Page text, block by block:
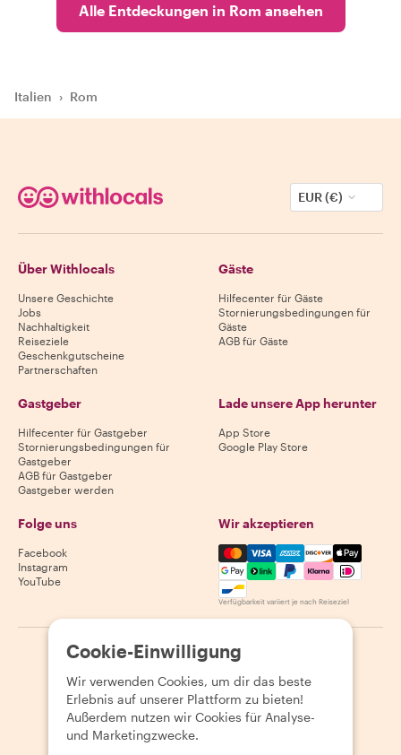
Alle Entdeckungen in Rom ansehen
Italien › Rom
EUR (€)
Über Withlocals
Unsere Geschichte
Jobs
Nachhaltigkeit
Reiseziele
Geschenkgutscheine
Partnerschaften
Gäste
Hilfecenter für Gäste
Stornierungsbedingungen für
Gäste
AGB für Gäste
Gastgeber
Hilfecenter für Gastgeber
Stornierungsbedingungen für
Gastgeber
AGB für Gastgeber
Gastgeber werden
Lade unsere App herunter
App Store
Google Play Store
Folge uns
Facebook
Instagram
YouTube
Wir akzeptieren
Mastercard, Visa, Amex,
Verfügbarkeit variiert je nach Reiseziel
2026 Withlocals.com | Datenschutzerklärung
Seitenübersicht
Cookie-Einwilligung
Wir verwenden Cookies, um dir das beste
Erlebnis auf unserer Plattform zu bieten!
Außerdem nutzen wir Cookies für Analyse-
und Marketingzwecke.